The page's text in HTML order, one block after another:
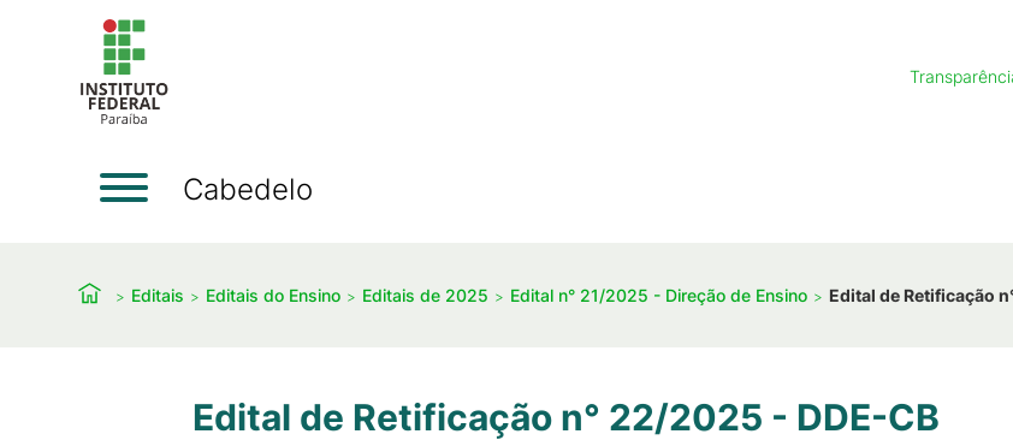
Cabedelo
Editais Editais do Ensino Editais de 2025 Edital n° 21/2025 - Direção de Ensino Edital de Retificação
Edital de Retificação n° 22/2025 - DDE-CB